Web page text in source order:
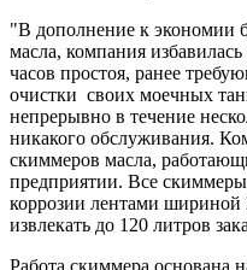
"В дополнение к экономии
масла, компания
часов простоя, ранее
очистки своих моечных
непрерывно в течение
никакого обслуживания.
скиммеров масла,
предприятии. Все
коррозии лентами шириной
извлекать до 120 литров
Работа скиммера основана